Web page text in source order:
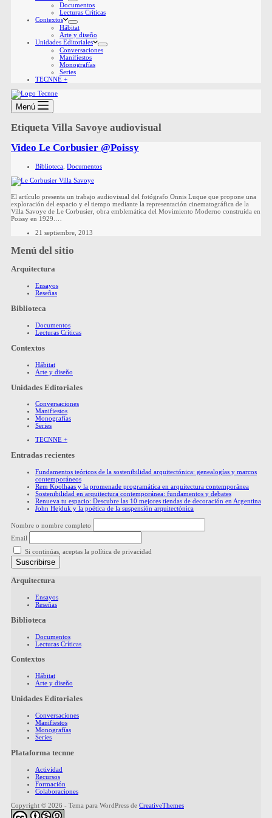
Documentos
Lecturas Críticas
Contextos
Hábitat
Arte y diseño
Unidades Editoriales
Conversaciones
Manifiestos
Monografías
Series
TECNNE +
Menú
Etiqueta Villa Savoye audiovisual
Video Le Corbusier @Poissy
Biblioteca Documentos
El artículo presenta un trabajo audiovisual del fotógrafo Onnis Luque que propone una
exploración del espacio y el tiempo mediante la representación cinematográfica de la
Villa Savoye de Le Corbusier, obra emblemática del Movimiento Moderno construida en
Poissy en 1929.…
21 septiembre, 2013
Menú del sitio
Arquitectura
Ensayos
Reseñas
Biblioteca
Documentos
Lecturas Críticas
Contextos
Hábitat
Arte y diseño
Unidades Editoriales
Conversaciones
Manifiestos
Monografías
Series
TECNNE +
Entradas recientes
Fundamentos teóricos de la sostenibilidad arquitectónica: genealogías y marcos
contemporáneos
Rem Koolhaas y la promenade programática en arquitectura contemporánea
Sostenibilidad en arquitectura contemporánea: fundamentos y debates
Renueva tu espacio: Descubre las 10 mejores tiendas de decoración en Argentina
John Hejduk y la poética de la suspensión arquitectónica
Nombre o nombre completo
Email
Si continúas, aceptas la política de privacidad
Arquitectura
Ensayos
Reseñas
Biblioteca
Documentos
Lecturas Críticas
Contextos
Hábitat
Arte y diseño
Unidades Editoriales
Conversaciones
Manifiestos
Monografías
Series
Plataforma tecnne
Actividad
Recursos
Formación
Colaboraciones
Copyright © 2026 - Tema para WordPress de CreativeThemes